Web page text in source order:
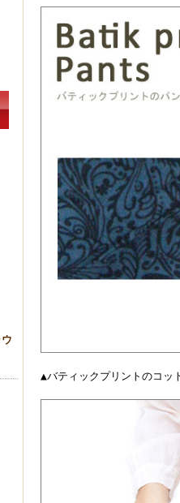
ラフルな手刺繍やミラー
ーク使いが何とも贅沢☆
ンツ
5,724円
トップス
ニム素材
持っている
▲バティックプリントのコッ